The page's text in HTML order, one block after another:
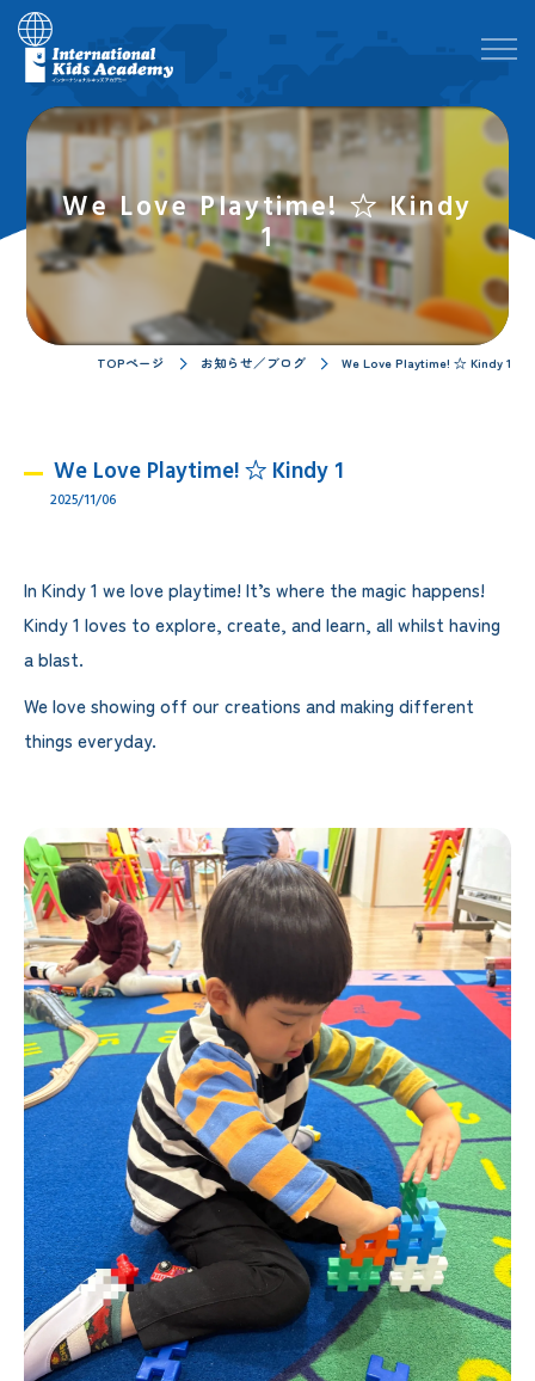
We Love Playtime! ☆ Kindy
1
TOPページ お知らせ／ブログ We Love Playtime! ☆ Kindy 1
We Love Playtime! ☆ Kindy 1
2025/11/06
In Kindy 1 we love playtime! It’s where the magic happens!
Kindy 1 loves to explore, create, and learn, all whilst having
a blast.
We love showing off our creations and making different
things everyday.